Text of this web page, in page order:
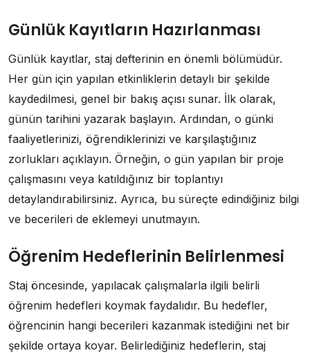
Günlük Kayıtların Hazırlanması
Günlük kayıtlar, staj defterinin en önemli bölümüdür.
Her gün için yapılan etkinliklerin detaylı bir şekilde
kaydedilmesi, genel bir bakış açısı sunar. İlk olarak,
günün tarihini yazarak başlayın. Ardından, o günki
faaliyetlerinizi, öğrendiklerinizi ve karşılaştığınız
zorlukları açıklayın. Örneğin, o gün yapılan bir proje
çalışmasını veya katıldığınız bir toplantıyı
detaylandırabilirsiniz. Ayrıca, bu süreçte edindiğiniz bilgi
ve becerileri de eklemeyi unutmayın.
Öğrenim Hedeflerinin Belirlenmesi
Staj öncesinde, yapılacak çalışmalarla ilgili belirli
öğrenim hedefleri koymak faydalıdır. Bu hedefler,
öğrencinin hangi becerileri kazanmak istediğini net bir
şekilde ortaya koyar. Belirlediğiniz hedeflerin, staj